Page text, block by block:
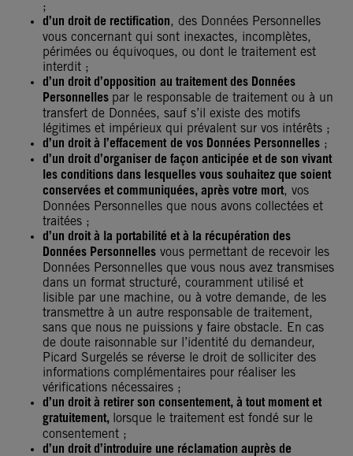
;
d’un droit de rectification, des Données Personnelles
vous concernant qui sont inexactes, incomplètes,
périmées ou équivoques, ou dont le traitement est
interdit ;
d’un droit d’opposition au traitement des Données
Personnelles par le responsable de traitement ou à un
transfert de Données, sauf s’il existe des motifs
légitimes et impérieux qui prévalent sur vos intérêts ;
d’un droit à l’effacement de vos Données Personnelles ;
d’un droit d’organiser de façon anticipée et de son vivant
les conditions dans lesquelles vous souhaitez que soient
conservées et communiquées, après votre mort, vos
Données Personnelles que nous avons collectées et
traitées ;
d’un droit à la portabilité et à la récupération des
Données Personnelles vous permettant de recevoir les
Données Personnelles que vous nous avez transmises
dans un format structuré, couramment utilisé et
lisible par une machine, ou à votre demande, de les
transmettre à un autre responsable de traitement,
sans que nous ne puissions y faire obstacle. En cas
de doute raisonnable sur l’identité du demandeur,
Picard Surgelés se réverse le droit de solliciter des
informations complémentaires pour réaliser les
vérifications nécessaires ;
d’un droit à retirer son consentement, à tout moment et
gratuitement, lorsque le traitement est fondé sur le
consentement ;
d’un droit d’introduire une réclamation auprès de